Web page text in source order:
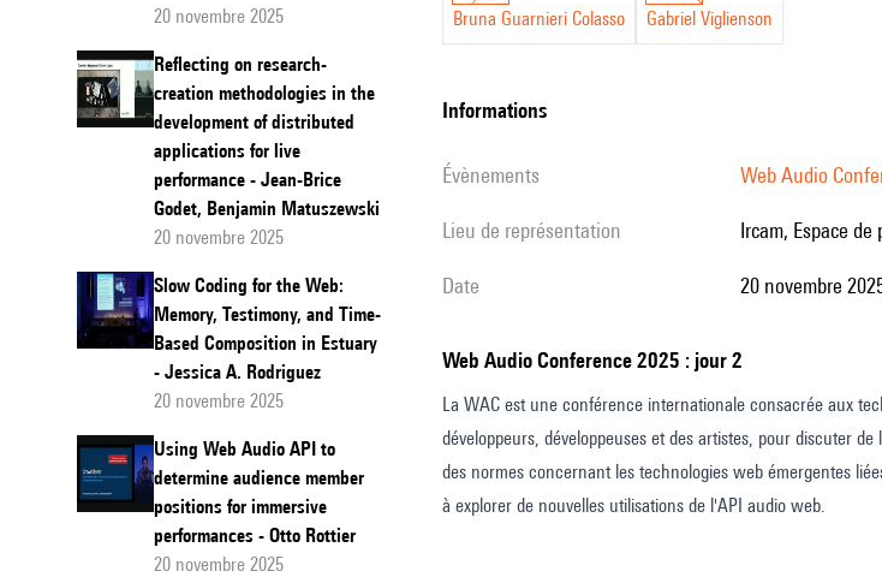
20 novembre 2025
Reflecting on research-
creation methodologies in the
development of distributed
applications for live
performance - Jean-Brice
Godet, Benjamin Matuszewski
20 novembre 2025
Slow Coding for the Web:
Memory, Testimony, and Time-
Based Composition in Estuary
- Jessica A. Rodriguez
20 novembre 2025
Using Web Audio API to
determine audience member
positions for immersive
performances - Otto Rottier
20 novembre 2025
Bruna Guarnieri Colasso Gabriel Viglienson
informations
évènements Web Audio
Lieu de représentation Ircam, Espace
date 20 novembre
Web Audio Conference 2025 : jour 2
La WAC est une conférence internationale consacrée aux
développeurs, développeuses et des artistes, pour discuter
des normes concernant les technologies web émergentes
à explorer de nouvelles utilisations de l'API audio web.